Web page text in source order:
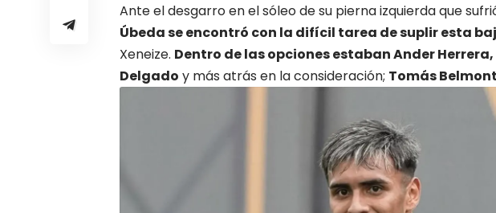
Ante el desgarro en el sóleo de su pierna izquierda que
Úbeda se encontró con la difícil tarea de suplir esta
Xeneize. Dentro de las opciones estaban Ander
Delgado y más atrás en la consideración; Tomás